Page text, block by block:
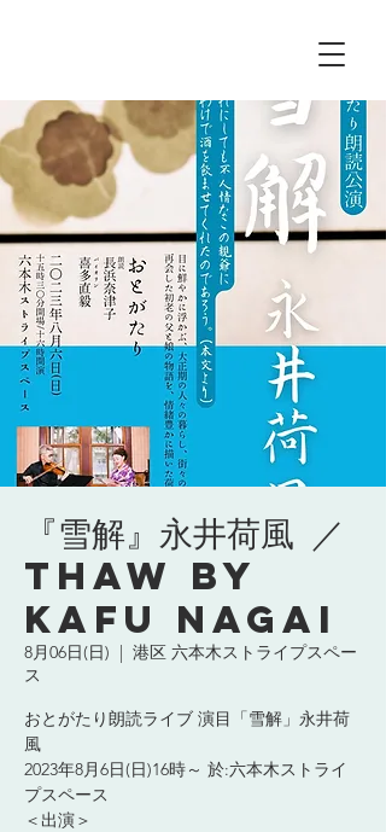
『雪解』永井荷風 ／
Thaw by
Kafu Nagai
8月06日(日)
  |
港区 六本木ストライプスペー
ス
おとがたり朗読ライブ 演目「雪解」永井荷
風
2023年8月6日(日)16時～ 於:六本木ストライ
プスペース
＜出演＞